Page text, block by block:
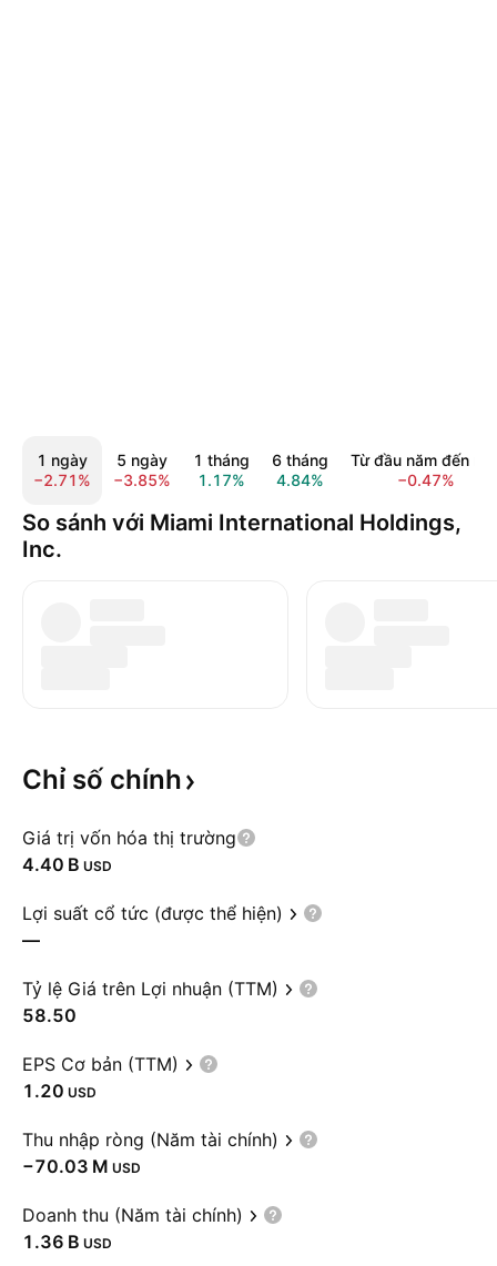
1 ngày
−2.71%
5 ngày
−3.85%
1 tháng
1.17%
6 tháng
4.84%
Từ đầu năm đến
−0.47%
So sánh với Miami International Holdings,
Inc.
Chỉ số chính
Giá trị vốn hóa thị trường
‪4.40 B‬ USD
Lợi suất cổ tức (được thể hiện)
—
Tỷ lệ Giá trên Lợi nhuận (TTM)
58.50
EPS Cơ bản (TTM)
1.20 USD
Thu nhập ròng (Năm tài chính)
‪−70.03 M‬ USD
Doanh thu (Năm tài chính)
‪1.36 B‬ USD